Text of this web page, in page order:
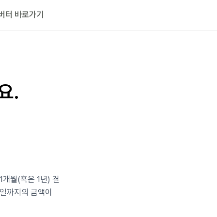
터 바로가기
.
월(혹은 1년) 결
까지의 금액이